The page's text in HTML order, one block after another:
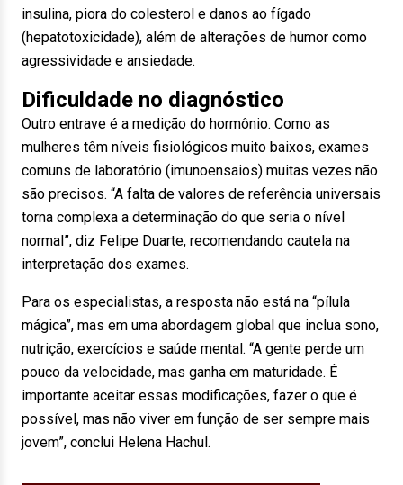
insulina, piora do colesterol e danos ao fígado
(hepatotoxicidade), além de alterações de humor como
agressividade e ansiedade.
Dificuldade no diagnóstico
Outro entrave é a medição do hormônio. Como as
mulheres têm níveis fisiológicos muito baixos, exames
comuns de laboratório (imunoensaios) muitas vezes não
são precisos. “A falta de valores de referência universais
torna complexa a determinação do que seria o nível
normal”, diz Felipe Duarte, recomendando cautela na
interpretação dos exames.
Para os especialistas, a resposta não está na “pílula
mágica”, mas em uma abordagem global que inclua sono,
nutrição, exercícios e saúde mental. “A gente perde um
pouco da velocidade, mas ganha em maturidade. É
importante aceitar essas modificações, fazer o que é
possível, mas não viver em função de ser sempre mais
jovem”, conclui Helena Hachul.